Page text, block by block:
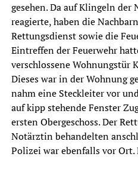
gesehen. Da auf Klingeln der
reagierte, haben die
Rettungsdienst sowie die
Eintreffen der Feuerwehr
verschlossene Wohnungstür
Dieses war in der Wohnung
nahm eine Steckleiter vor
auf kipp stehende Fenster
ersten Obergeschoss. Der
Notärztin behandelten
Polizei war ebenfalls vor